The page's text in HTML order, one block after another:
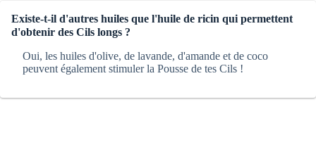
Existe-t-il d'autres huiles que l'huile de ricin qui permettent
d'obtenir des Cils longs ?
Oui, les huiles d'olive, de lavande, d'amande et de coco
peuvent également stimuler la Pousse de tes Cils !